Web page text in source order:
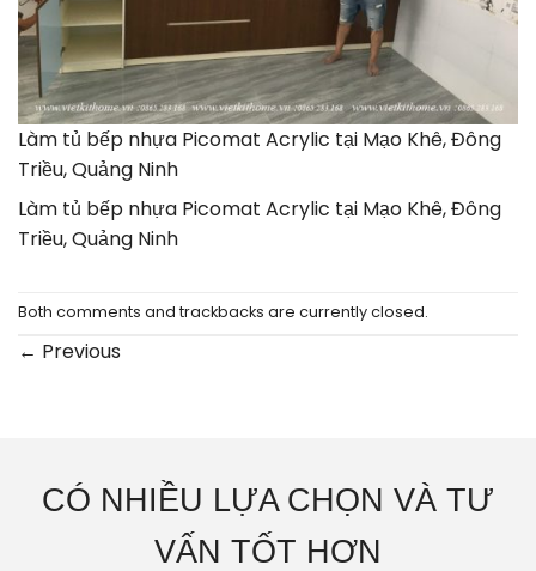
Làm tủ bếp nhựa Picomat Acrylic tại Mạo Khê, Đông
Triều, Quảng Ninh
Làm tủ bếp nhựa Picomat Acrylic tại Mạo Khê, Đông
Triều, Quảng Ninh
Both comments and trackbacks are currently closed.
← Previous
CÓ NHIỀU LỰA CHỌN VÀ TƯ
VẤN TỐT HƠN